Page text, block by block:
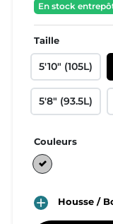
En stock
Taille
5'10" (105L)
5'8" (93.5L)
Couleurs
Gris
 Housse /